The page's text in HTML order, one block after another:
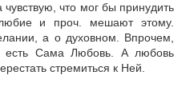
что мог бы принудить
и проч. мешают этому.
а о духовном. Впрочем,
Сама Любовь. А любовь
стремиться к Ней.